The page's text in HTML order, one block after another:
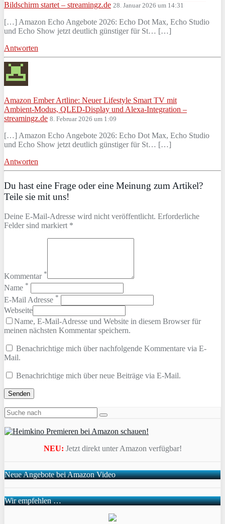
Bildschirm startet – streamingz.de 28. Januar 2026 um 14:31
[…] Amazon Echo Angebote 2026: Echo Dot Max, Echo Studio
und Echo Show jetzt deutlich günstiger für St… […]
Antworten
Amazon Ember Artline: Neuer Lifestyle Smart TV mit
Ambient‑Modus, QLED‑Display und Alexa‑Integration –
streamingz.de 8. Februar 2026 um 1:09
[…] Amazon Echo Angebote 2026: Echo Dot Max, Echo Studio
und Echo Show jetzt deutlich günstiger für St… […]
Antworten
Du hast eine Frage oder eine Meinung zum Artikel?
Teile sie mit uns!
Deine E-Mail-Adresse wird nicht veröffentlicht. Erforderliche
Felder sind markiert *
Kommentar *
Name *
E-Mail Adresse *
Webseite
Name, E-Mail-Adresse und Website in diesem Browser für
meinen nächsten Kommentar speichern.
Benachrichtige mich über nachfolgende Kommentare via E-
Mail.
Benachrichtige mich über neue Beiträge via E-Mail.
NEU: Jetzt direkt unter Amazon verfügbar!
Neue Angebote bei Amazon Video
Wir empfehlen …